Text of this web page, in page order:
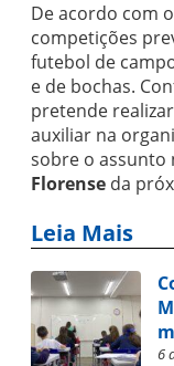
De acordo com
competições
futebol de
e de bochas.
pretende
auxiliar na
sobre o assunto
Florense da
Leia Mais
6